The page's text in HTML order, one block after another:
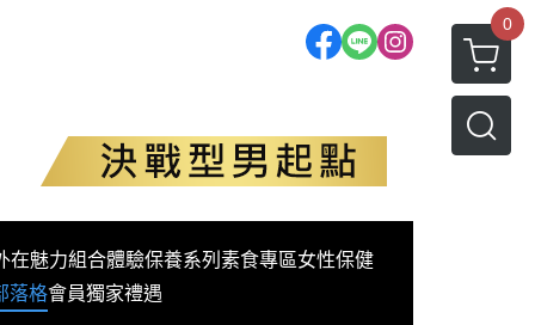
0
在魅力組合體驗保養系列 素食專區女性保健
落格會員獨家禮遇